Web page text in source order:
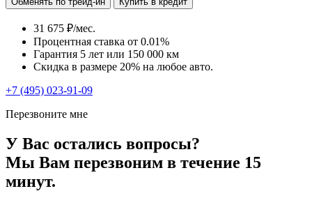
31 675 ₽/мес.
Процентная ставка от 0.01%
Гарантия 5 лет или 150 000 км
Скидка в размере 20% на любое авто.
+7 (495) 023-91-09
Перезвоните мне
У Вас остались вопросы?
Мы Вам перезвоним в течение 15
минут.